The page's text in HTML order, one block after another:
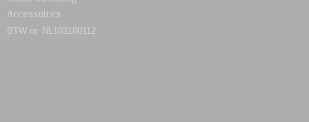
Accessoires
BTW nr. NL103180112